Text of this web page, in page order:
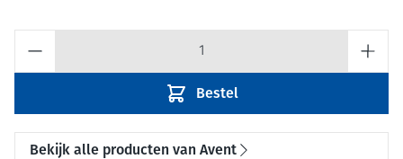
Bestel
Bekijk alle producten van Avent